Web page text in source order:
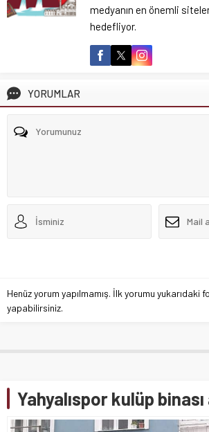
medyanın en önemli
hedefliyor.
YORUMLAR
Henüz yorum yapılmamış. İlk yorumu yukarıdaki
yapabilirsiniz.
Yahyalıspor kulüp binası